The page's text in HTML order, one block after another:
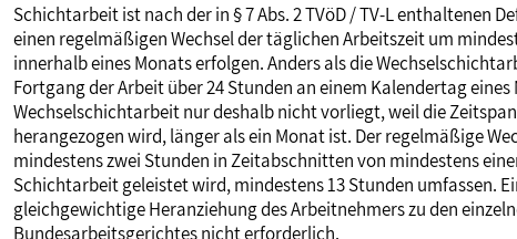
Schichtarbeit ist nach der in § 7 Abs. 2 TVöD / TV-L enthaltenen
einen regelmäßigen Wechsel der täglichen Arbeitszeit um
innerhalb eines Monats erfolgen. Anders als die
Fortgang der Arbeit über 24 Stunden an einem Kalendertag
Wechselschichtarbeit nur deshalb nicht vorliegt, weil die
herangezogen wird, länger als ein Monat ist. Der regelmäßige
mindestens zwei Stunden in Zeitabschnitten von mindestens
Schichtarbeit geleistet wird, mindestens 13 Stunden umfassen.
gleichgewichtige Heranziehung des Arbeitnehmers zu den
Bundesarbeitsgerichtes nicht erforderlich.